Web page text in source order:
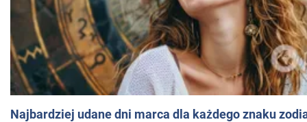
Najbardziej udane dni marca dla każdego znaku